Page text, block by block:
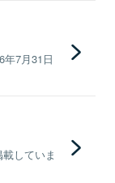
7月31日
していま